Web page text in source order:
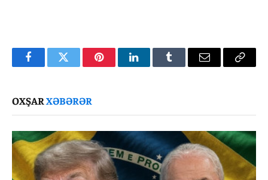
FacebookTwitter PinterestLinkedInTumblr Email
Copy
OXŞARXƏBƏRƏR